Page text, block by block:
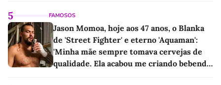
5 FAMOSOS
Jason Momoa, hoje aos 47 anos, o Blanka
de 'Street Fighter' e eterno 'Aquaman':
'Minha mãe sempre tomava cervejas de
qualidade. Ela acabou me criando bebendo